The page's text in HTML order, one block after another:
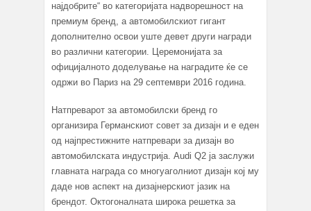
најдобрите“ во категоријата надворешност на
премиум бренд, а автомобилскиот гигант
дополнително освои уште девет други награди
во различни категории. Церемонијата за
официјалното доделување на наградите ќе се
одржи во Париз на 29 септември 2016 година.
Натпреварот за автомобилски бренд го
организира Германскиот совет за дизајн и е еден
од најпрестижните натпревари за дизајн во
автомобилската индустрија. Audi Q2 ја заслужи
главната награда со многуаголниот дизајн кој му
даде нов аспект на дизајнерскиот јазик на
брендот. Октогоналната широка решетка за